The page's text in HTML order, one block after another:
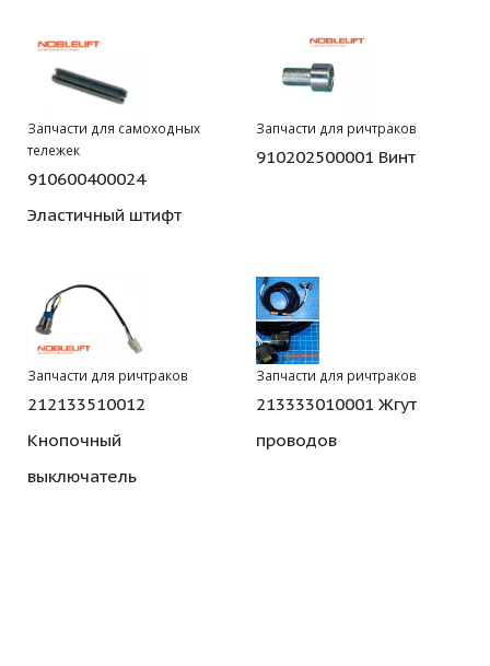
Запчасти для самоходных
тележек
910600400024
Эластичный штифт
Запчасти для ричтраков
910202500001 Винт
Запчасти для ричтраков
212133510012
Кнопочный
выключатель
Запчасти для ричтраков
213333010001 Жгут
проводов